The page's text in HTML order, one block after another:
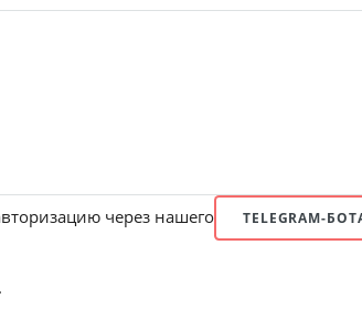
через нашего TELEGRAM-